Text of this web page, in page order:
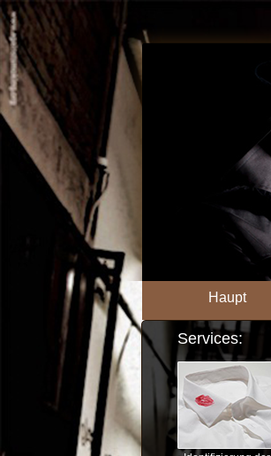
Haupt
Services: